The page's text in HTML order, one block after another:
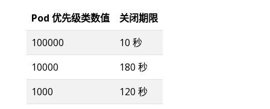
Pod 优先级类数值
关闭期限
100000
10 秒
10000
180 秒
1000
120 秒